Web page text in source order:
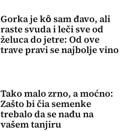
Gorka je kȏ sam đavo, ali
raste svuda i leči sve od
želuca do jetre: Od ove
trave pravi se najbolje vino
Tako malo zrno, a moćno:
Zašto bi čia semenke
trebalo da se nađu na
vašem tanjiru